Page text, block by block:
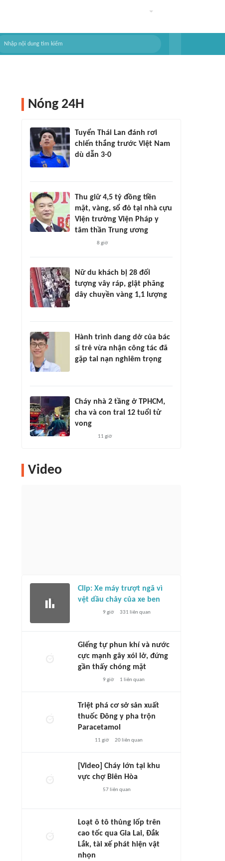
Nóng 24H
Tuyển Thái Lan đánh rơi
chiến thắng trước Việt Nam
dù dẫn 3-0
Thu giữ 4,5 tỷ đồng tiền
mặt, vàng, sổ đỏ tại nhà cựu
Viện trưởng Viện Pháp y
tâm thần Trung ương
8 giờ
Nữ du khách bị 28 đối
tượng vây ráp, giật phăng
dây chuyền vàng 1,1 lượng
Hành trình dang dở của bác
sĩ trẻ vừa nhận công tác đã
gặp tai nạn nghiêm trọng
Cháy nhà 2 tầng ở TPHCM,
cha và con trai 12 tuổi tử
vong
11 giờ
Video
Clip: Xe máy trượt ngã vì
vệt dầu chảy của xe ben
9 giờ 331 liên quan
Giếng tự phun khí và nước
cực mạnh gây xói lở, đứng
gần thấy chóng mặt
9 giờ 1 liên quan
Triệt phá cơ sở sản xuất
thuốc Đông y pha trộn
Paracetamol
11 giờ 20liên quan
[Video] Cháy lớn tại khu
vực chợ Biên Hòa
57liên quan
Loạt ô tô thủng lốp trên
cao tốc qua Gia Lai, Đắk
Lắk, tài xế phát hiện vật
nhọn